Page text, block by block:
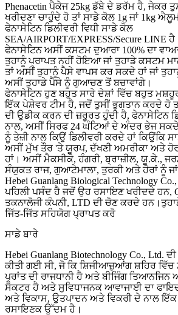
Phenacetin ਪੈਕੇਜ 25kg ਡੱਬੇ ਦੇ ਡਰੱਮ ਹੈ, ਜੇਕਰ
ਖਰੀਦਣਾ ਚਾਹੁੰਦੇ ਹੋ ਤਾਂ ਸਾਡੇ ਕੋਲ 1g ਜਾਂ 1kg
ਫੇਨਾਸੇਟਿਨ ਡਿਲੀਵਰੀ ਵਿਧੀ ਸਾਡੇ ਕੋਲ
SEA/AIRPORT/EXPRESS/Secure LINE ਹੈ
ਫੇਨਾਸੇਟਿਨ ਅਸੀਂ ਕਸਟਮ ਦੁਆਰਾ 100% ਦਾ
ਤੁਹਾਨੂੰ ਪ੍ਰਾਪਤ ਨਹੀਂ ਹੋਇਆ ਜਾਂ ਤੁਹਾਡੇ ਕਸਟਮ
ਤਾਂ ਅਸੀਂ ਤੁਹਾਨੂੰ ਪੈਸੇ ਵਾਪਸ ਕਰ ਸਕਦੇ ਹਾਂ ਜਾਂ
ਅਸੀਂ ਤੁਹਾਡੇ ਪੈਸੇ ਨੂੰ ਗੁਆਚਣ ਤੋਂ ਬਚਾਵਾਂਗੇ।
ਫੇਨਾਸੇਟਿਨ ਹੁਣ ਬਹੁਤ ਸਾਰੇ ਦੇਸ਼ਾਂ ਵਿੱਚ ਬਹੁਤ
ਇੱਕ ਪੇਸ਼ੇਵਰ ਟੀਮ ਹੈ, ਜਦੋਂ ਤੁਸੀਂ ਭੁਗਤਾਨ ਕਰਦੇ ਹੋ
ਦੀ ਉਡੀਕ ਕਰਨ ਦੀ ਜ਼ਰੂਰਤ ਹੁੰਦੀ ਹੈ, ਫੇਨਾਸੇਟਿਨ
ਨਾਲ, ਅਸੀਂ ਸਿਰਫ 24 ਘੰਟਿਆਂ ਦੇ ਅੰਦਰ ਭੇਜ ਸਕਦੇ
ਨੂੰ ਤੇਜ਼ੀ ਨਾਲ ਕਿਉਂ ਡਿਲੀਵਰੀ ਕਰਦੇ ਹਾਂ ਕਿਉਂਕਿ
ਅਸੀਂ ਮੁੱਖ ਤੌਰ 'ਤੇ ਯੂਰਪ, ਦੱਖਣੀ ਅਮਰੀਕਾ ਅਤੇ
ਹਾਂ। ਅਸੀਂ ਮੈਕਸੀਕੋ, ਹੰਗਰੀ, ਬ੍ਰਾਜ਼ੀਲ, ਯੂ.ਕੇ.,
ਸੰਯੁਕਤ ਰਾਜ, ਗੁਆਟੇਮਾਲਾ, ਤੁਰਕੀ ਅਤੇ ਹੋਰਾਂ ਨੂੰ
Hebei Guanlang Biological Technology
ਪਹਿਲੀ ਪਸੰਦ ਹੈ ਜਦੋਂ ਉਹ ਰਸਾਇਣ ਖਰੀਦਦੇ ਹਨ,
ਤਕਨਾਲੋਜੀ ਕੰਪਨੀ, LTD ਦੀ ਚੋਣ ਕਰਦੇ
ਜਿੱਤ-ਜਿੱਤ ਸਹਿਯੋਗ ਪ੍ਰਾਪਤ ਕਰੋ
ਸਾਡੇ ਬਾਰੇ
Hebei Guanlang Biotechnology Co., Ltd.
ਕੀਤੀ ਗਈ ਸੀ, ਜੋ ਕਿ ਸ਼ਿਜੀਆਜ਼ੁਆਂਗ ਸ਼ਹਿਰ
ਪ੍ਰਾਂਤ ਦੀ ਰਾਜਧਾਨੀ ਹੈ ਅਤੇ ਬੀਜਿੰਗ
ਸੈਕਟਰ ਹੈ ਅਤੇ ਸੁਵਿਧਾਜਨਕ ਆਵਾਜਾਈ ਦਾ
ਅਤੇ ਵਿਕਾਸ, ਉਤਪਾਦਨ ਅਤੇ ਵਿਕਰੀ ਦੇ ਨਾਲ
ਰਸਾਇਣਕ ਉੱਦਮ ਹੈ।